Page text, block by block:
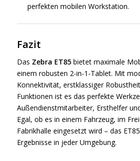
perfekten mobilen Workstation.
Fazit
Das Zebra ET85bietet maximale
einem robusten 2-in-1-Tablet. Mit
Konnektivität, erstklassiger
Funktionen ist es das perfekte
Außendienstmitarbeiter, Ersthelfer
Egal, ob es in einem Fahrzeug, im
Fabrikhalle eingesetzt wird – das
Ergebnisse in jeder Umgebung.